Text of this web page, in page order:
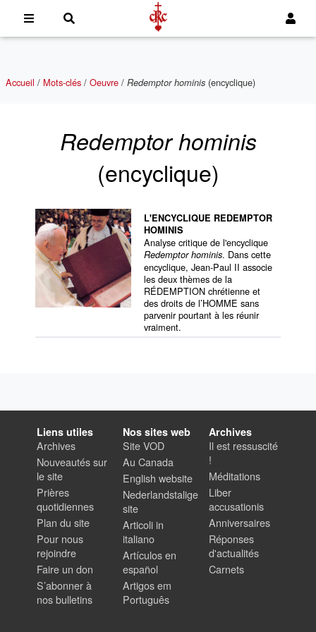
Accueil / Mots-clés / Oeuvre / Redemptor hominis (encyclique)
Redemptor hominis
(encyclique)
L'ENCYCLIQUE REDEMPTOR
HOMINIS
Analyse critique de l'encyclique
Redemptor hominis. Dans cette
encyclique, Jean-Paul II associe
les deux thèmes de la
RÉDEMPTION chrétienne et
des droits de l’HOMME sans
parvenir pourtant à les réunir
vraiment.
Liens utiles
Archives
Nouveautés sur
le site
Prières
quotidiennes
Plan du site
Pour nous
rejoindre
Faire un don
S’abonner à
nos bulletins
Nos sites web
Site VOD
Au Canada
English website
Nederlandstalige
site
Articoli in
italiano
Artículos en
español
Artigos em
Português
Archives
Il est ressuscité
!
Méditations
Liber
accusationis
Anniversaires
Réponses
d'actualités
Carnets